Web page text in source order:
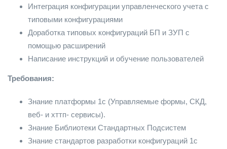
Интеграция конфигурации управленческого учета с
типовыми конфигурациями
Доработка типовых конфигураций БП и ЗУП с
помощью расширений
Написание инструкций и обучение пользователей
Требования:
Знание платформы 1с (Управляемые формы, СКД,
веб- и хттп- сервисы).
Знание Библиотеки Стандартных Подсистем
Знание стандартов разработки конфигураций 1с